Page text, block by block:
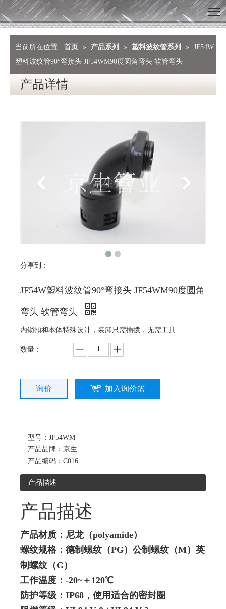
当前所在位置: 首页 » 产品系列 » 塑料波纹管系列 »
JF54W
塑料波纹管90°弯接头 JF54WM90度圆角弯头 软管弯头
产品详情
分享到：
JF54W塑料波纹管90°弯接头 JF54WM90度圆角
弯头 软管弯头
内锁扣和本体特殊设计，装卸只需插拨，无需工具
数量：
询价 加入询价篮
型号： JF54WM
产品品牌： 京生
产品编码： C016
产品描述
产品描述
产品材质：尼龙（polyamide）
螺纹规格：德制螺纹（PG）公制螺纹（M）英
制螺纹（G）
工作温度：-20~＋120℃
防护等级：IP68，使用适合的密封圈